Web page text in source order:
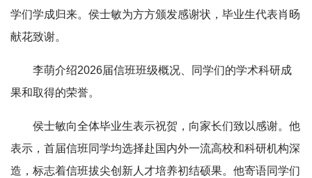
学们学成归来。 侯士敏为方方颁发感谢状，毕业生代表肖旸
献花致谢。
李萌介绍2026届信班班级概况、同学们的学术科研成
果和取得的荣誉。
侯士敏向全体毕业生表示祝贺，向家长们致以感谢。他
表示，首届信班同学均选择赴国内外一流高校和科研机构深
造，标志着信班拔尖创新人才培养初结硕果。他寄语同学们